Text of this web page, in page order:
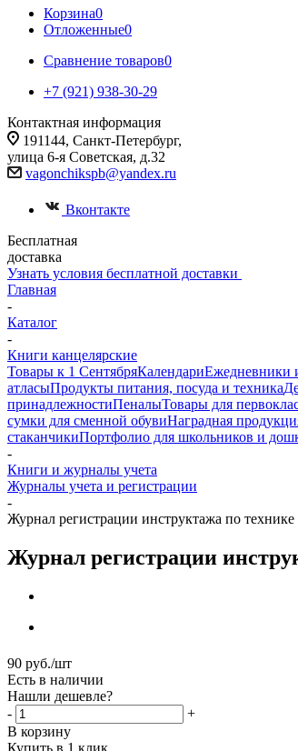
Корзина0
Отложенные0
Сравнение товаров0
+7 (921) 938-30-29
Контактная информация
191144, Санкт-Петербург,
улица 6-я Советская, д.32
vagonchikspb@yandex.ru
Вконтакте
Бесплатная
доставка
Узнать условия бесплатной доставки
Главная
-
Каталог
-
Книги канцелярские
Товары к 1 СентябряКалендариЕжедневники
атласыПродукты питания, посуда и техника
принадлежностиПеналыТовары для
сумки для сменной обувиНаградная
стаканчикиПортфолио для школьников и
-
Книги и журналы учета
Журналы учета и регистрации
-
Журнал регистрации инструктажа по технике
Журнал регистрации
90 руб./шт
Есть в наличии
Нашли дешевле?
-
+
В корзину
Купить в 1 клик